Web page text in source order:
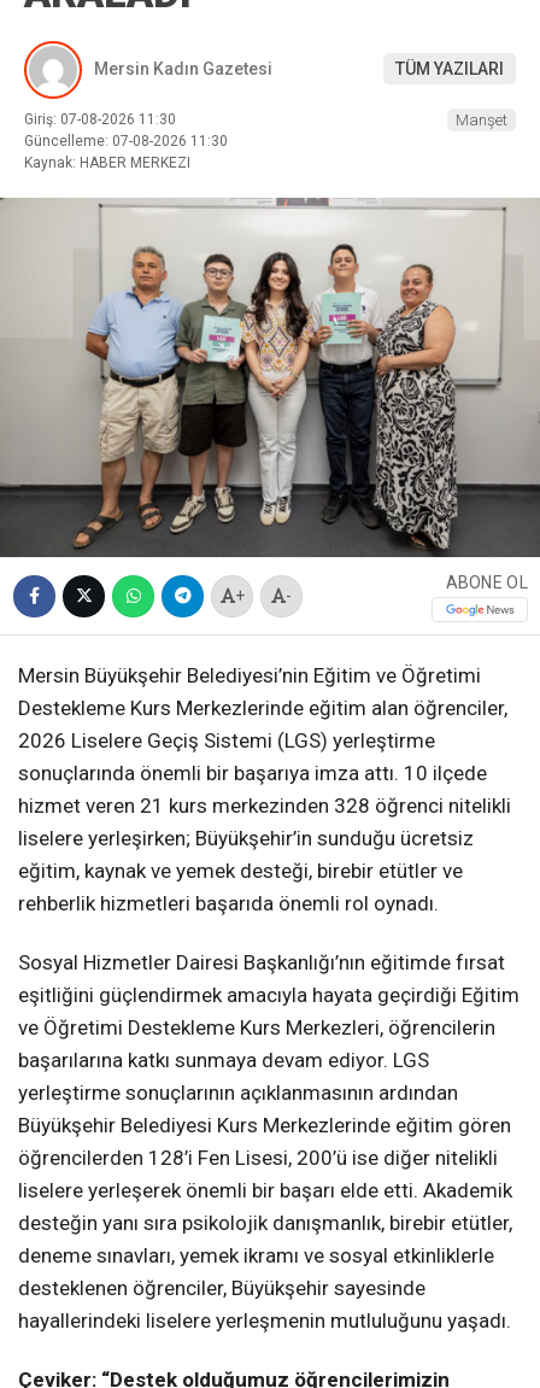
Mersin Kadın Gazetesi TÜM YAZILARI
Giriş: 07-08-2026 11:30
Güncelleme: 07-08-2026 11:30
Kaynak: HABER MERKEZI
Manşet
+ -
ABONE OL
Mersin Büyükşehir Belediyesi’nin Eğitim ve Öğretimi
Destekleme Kurs Merkezlerinde eğitim alan öğrenciler,
2026 Liselere Geçiş Sistemi (LGS) yerleştirme
sonuçlarında önemli bir başarıya imza attı. 10 ilçede
hizmet veren 21 kurs merkezinden 328 öğrenci nitelikli
liselere yerleşirken; Büyükşehir’in sunduğu ücretsiz
eğitim, kaynak ve yemek desteği, birebir etütler ve
rehberlik hizmetleri başarıda önemli rol oynadı.
Sosyal Hizmetler Dairesi Başkanlığı’nın eğitimde fırsat
eşitliğini güçlendirmek amacıyla hayata geçirdiği Eğitim
ve Öğretimi Destekleme Kurs Merkezleri, öğrencilerin
başarılarına katkı sunmaya devam ediyor. LGS
yerleştirme sonuçlarının açıklanmasının ardından
Büyükşehir Belediyesi Kurs Merkezlerinde eğitim gören
öğrencilerden 128’i Fen Lisesi, 200’ü ise diğer nitelikli
liselere yerleşerek önemli bir başarı elde etti. Akademik
desteğin yanı sıra psikolojik danışmanlık, birebir etütler,
deneme sınavları, yemek ikramı ve sosyal etkinliklerle
desteklenen öğrenciler, Büyükşehir sayesinde
hayallerindeki liselere yerleşmenin mutluluğunu yaşadı.
Çeviker: “Destek olduğumuz öğrencilerimizin